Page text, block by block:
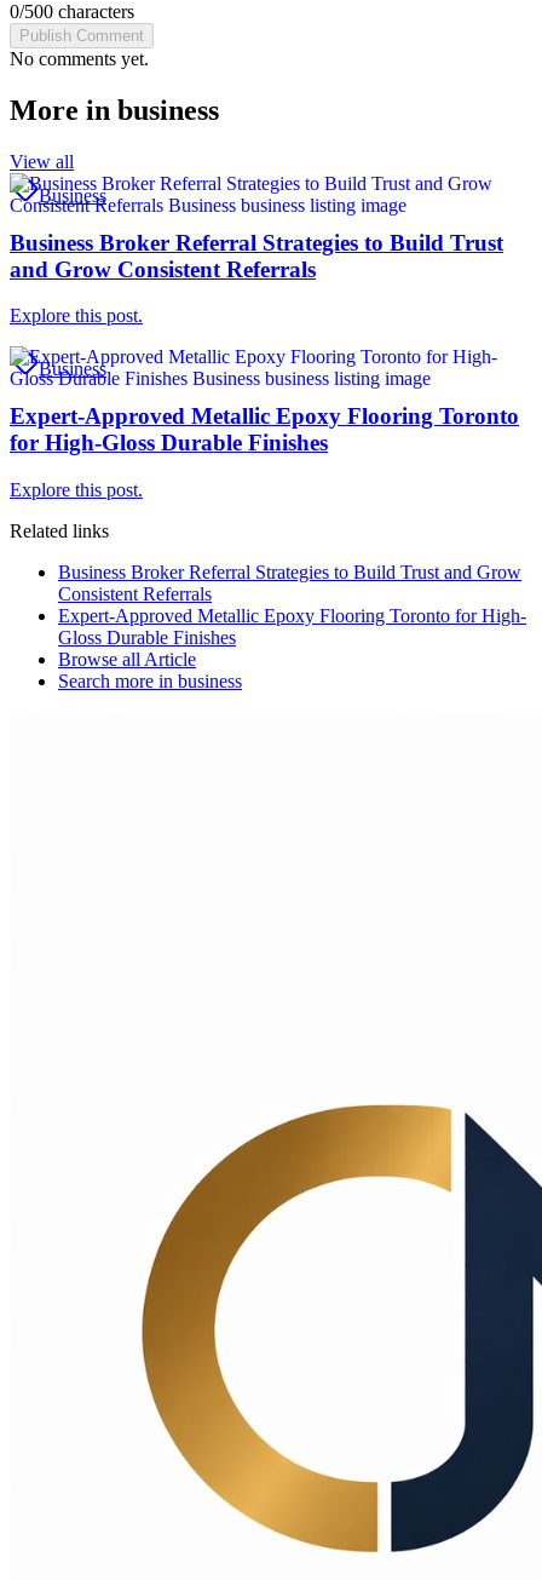
0/500 characters
Publish Comment
No comments yet.
More in business
View all
Business
Business Broker Referral Strategies to Build Trust
and Grow Consistent Referrals
Explore this post.
Business
Expert-Approved Metallic Epoxy Flooring Toronto
for High-Gloss Durable Finishes
Explore this post.
Related links
Business Broker Referral Strategies to Build Trust and Grow
Consistent Referrals
Expert-Approved Metallic Epoxy Flooring Toronto for High-
Gloss Durable Finishes
Browse all Article
Search more in business